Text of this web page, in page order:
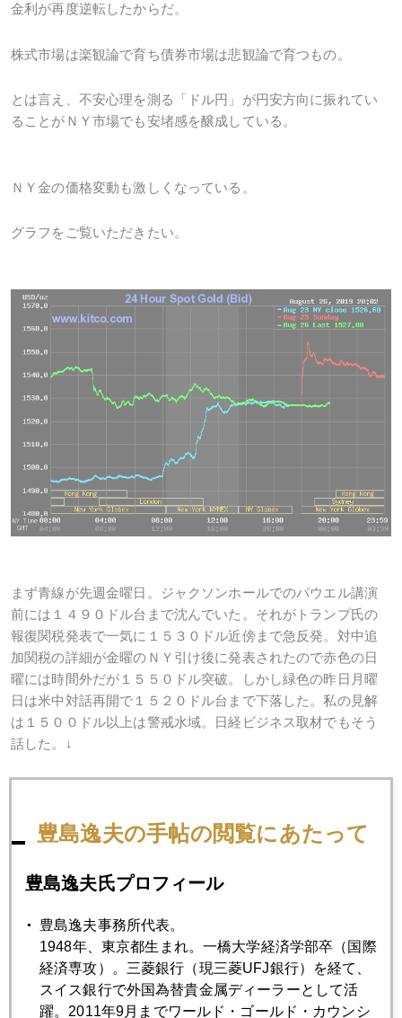
金利が再度逆転したからだ。
株式市場は楽観論で育ち債券市場は悲観論で育つもの。
とは言え、不安心理を測る「ドル円」が円安方向に振れてい
ることがＮＹ市場でも安堵感を醸成している。
ＮＹ金の価格変動も激しくなっている。
グラフをご覧いただきたい。
まず青線が先週金曜日。ジャクソンホールでのパウエル講演
前には１４９０ドル台まで沈んでいた。それがトランプ氏の
報復関税発表で一気に１５３０ドル近傍まで急反発。対中追
加関税の詳細が金曜のＮＹ引け後に発表されたので赤色の日
曜には時間外だが１５５０ドル突破。しかし緑色の昨日月曜
日は米中対話再開で１５２０ドル台まで下落した。私の見解
は１５００ドル以上は警戒水域。日経ビジネス取材でもそう
話した。↓
特にドバイ、ムンバイ、上海の主要現物市場で現地価格がロ
安）になっていることが気に入らない。要は東京も然りだが
貴金属店の店頭は新規買いより売戻しの方が多いから、金市
場の需給はじゃぶじゃぶだぶついているのだ。それでも上が
るのはＮＹ先物主導だから。
豊島逸夫の手帖の閲覧にあたって
豊島逸夫氏プロフィール
豊島逸夫事務所代表。
1948年、東京都生まれ。一橋大学経済学部卒（国際
経済専攻）。三菱銀行（現三菱UFJ銀行）を経て、
スイス銀行で外国為替貴金属ディーラーとして活
躍。2011年9月までワールド・ゴールド・カウンシ